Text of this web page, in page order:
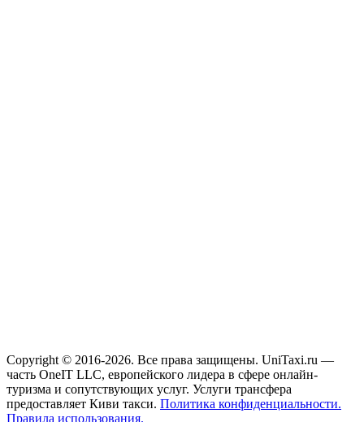
Copyright © 2016-2026. Все права защищены. UniTaxi.ru —
часть OneIT LLC, европейского лидера в сфере онлайн-
туризма и сопутствующих услуг. Услуги трансфера
предоставляет Киви такси. Политика конфиденциальности.
Правила использования.